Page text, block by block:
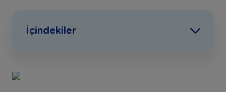
İçindekiler